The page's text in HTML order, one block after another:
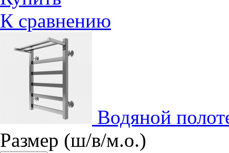
К сравнению
Водяной
Размер (ш/в/м.о.)